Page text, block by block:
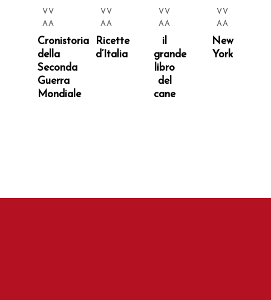
VV
AA
Cronistoria
della
Seconda
Guerra
Mondiale
VV
AA
Ricette
d’Italia
VV
AA
il
grande
libro
del
cane
VV
AA
New
York